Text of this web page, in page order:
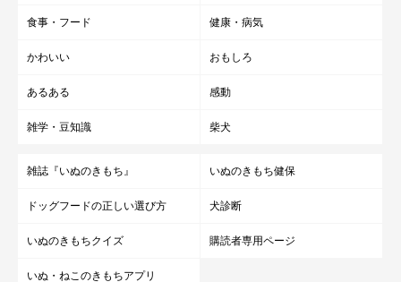
食事・フード 健康・病気
かわいい おもしろ
あるある 感動
雑学・豆知識 柴犬
雑誌『いぬのきもち』 いぬのきもち健保
ドッグフードの正しい選び方 犬診断
いぬのきもちクイズ 購読者専用ページ
いぬ・ねこのきもちアプリ